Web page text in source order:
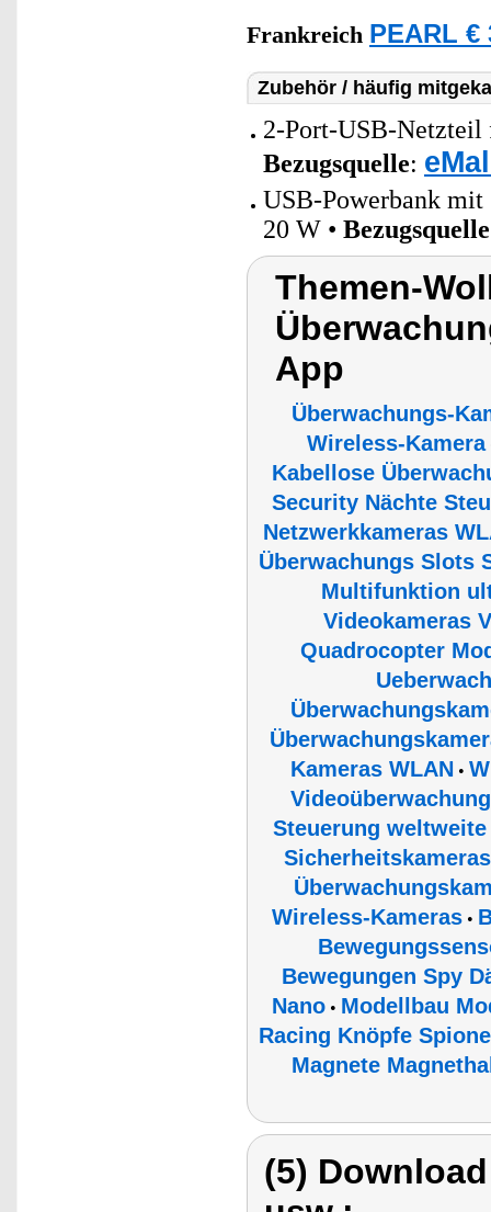
Frankreich PEARL €
Zubehör / häufig
2-Port-USB-Netzteil
Bezugsquelle:
USB-Powerbank
20 W • Bezugsquelle
Themen-
App
Überwachungs-
Wireless-Kamera
Kabellose
Security Nächte
Netzwerkkameras
Überwachungs Slots
Multifunktion
Videokameras
Quadrocopter
Kameras WLAN •
Steuerung weltweite
Sicherheitskameras
Wireless-Kameras•
Bewegungen Spy
Nano • Modellbau
Racing Knöpfe
Magnete
(5)